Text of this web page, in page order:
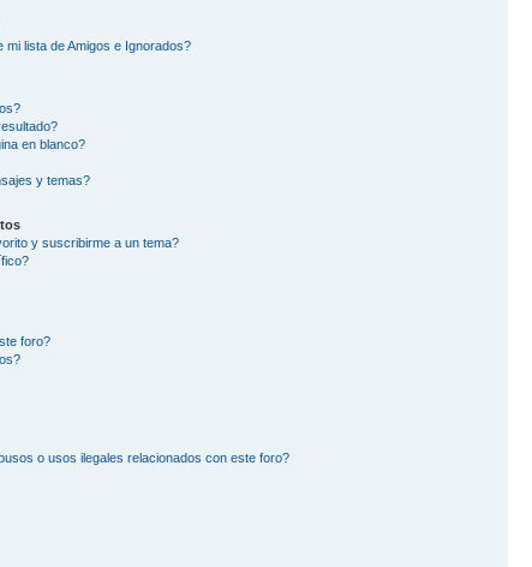
lista de Amigos e Ignorados?
en blanco?
y temas?
y suscribirme a un tema?
foro?
o usos ilegales relacionados con este foro?